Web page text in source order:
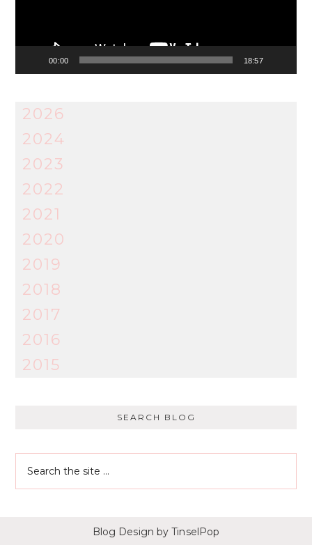
00:00 18:57
2026
2024
2023
2022
2021
2020
2019
2018
2017
2016
2015
SEARCH BLOG
Blog Design by TinselPop